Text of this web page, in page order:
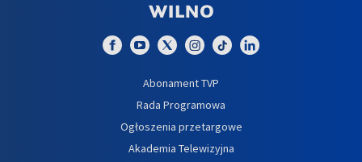
Abonament TVP
Rada Programowa
Ogłoszenia przetargowe
Akademia Telewizyjna